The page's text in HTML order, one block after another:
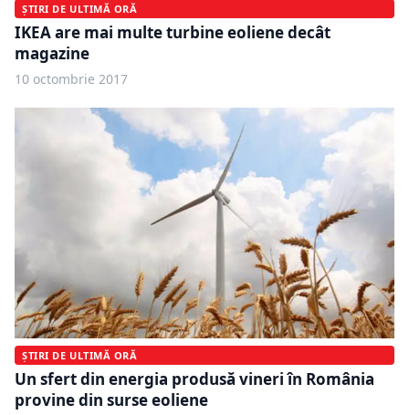
ȘTIRI DE ULTIMĂ ORĂ
IKEA are mai multe turbine eoliene decât
magazine
10 octombrie 2017
ȘTIRI DE ULTIMĂ ORĂ
Un sfert din energia produsă vineri în România
provine din surse eoliene